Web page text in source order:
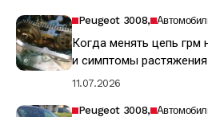
Peugeot 3008
Когда менять цепь грм
и симптомы растяжения
11.07.2026
Peugeot 3008